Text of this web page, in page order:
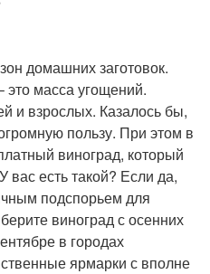
домашних заготовок.
это масса угощений.
и взрослых. Казалось бы,
пользу. При этом в
виноград, который
вас есть такой? Если да,
подспорьем для
виноград с осенних
в городах
ярмарки с вполне